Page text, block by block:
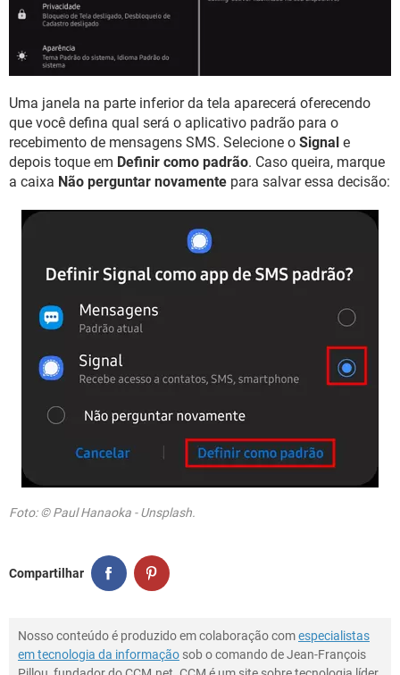
Uma janela na parte inferior da tela aparecerá oferecendo
que você defina qual será o aplicativo padrão para o
recebimento de mensagens SMS. Selecione o Signal e
depois toque em Definir como padrão. Caso queira, marque
a caixa Não perguntar novamente para salvar essa decisão:
Foto: © Paul Hanaoka - Unsplash.
Compartilhar
Nosso conteúdo é produzido em colaboração comespecialistas
em tecnologia da informação sob o comando de Jean-François